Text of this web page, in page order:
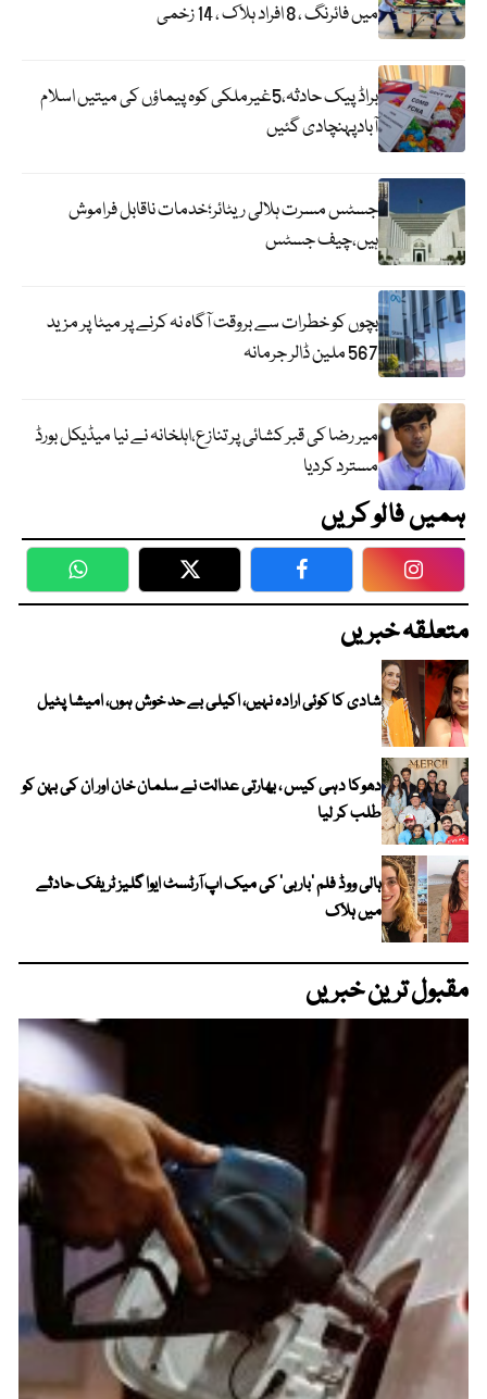
میں فائرنگ ، 8 افراد ہلاک ، 14 زخمی
براڈ پیک حادثہ،5غیرملکی کوہ پیماؤں کی میتیں اسلام
آبادپہنچادی گئیں
جسٹس مسرت ہلالی ریٹائر؛خدمات ناقابل فراموش
ہیں،چیف جسٹس
بچوں کو خطرات سے بروقت آگاہ نہ کرنے پر میٹا پر مزید
567 ملین ڈالر جرمانہ
میر رضا کی قبر کشائی پر تنازع،اہلخانہ نے نیا میڈیکل بورڈ
مسترد کردیا
ہمیں فالو کریں
WhatsApp Twitter Facebook
متعلقہ خبریں
شادی کا کوئی ارادہ نہیں، اکیلی بے حد خوش ہوں، امیشا پٹیل
دھوکا دہی کیس ، بھارتی عدالت نے سلمان خان اور ان کی بہن کو
طلب کر لیا
ہالی ووڈ فلم ’باربی‘ کی میک اپ آرٹسٹ ایوا گلیز ٹریفک حادثے
میں ہلاک
مقبول ترین خبریں